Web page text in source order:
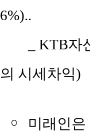
6%)..
_ KTB
의 시세차익)
￮
미래인은